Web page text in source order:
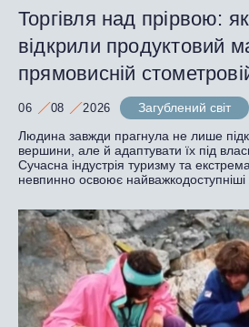
Торгівля над прірвою:
відкрили продуктовий
прямовисній
06 08 2026
Загублений світ
Людина завжди прагнула не лише
вершини, але й адаптувати їх під
Сучасна індустрія туризму та
невпинно освоює найважкодоступніші